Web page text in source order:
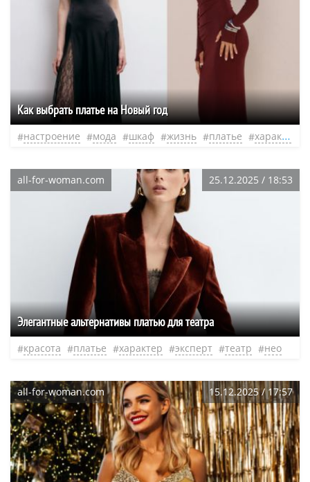
Как выбрать платье на Новый год
настроение мода шкаф жизнь платье характер
all-for-woman.com 25.12.2025 / 18:53
Элегантные альтернативы платью для театра
красота платье характер эксперт театр нео
all-for-woman.com 15.12.2025 / 17:57